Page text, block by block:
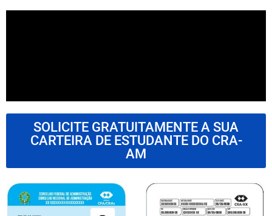
SOLICITE GRATUITAMENTE A SUA
CARTEIRA DE ESTUDANTE DO CRA-
AM